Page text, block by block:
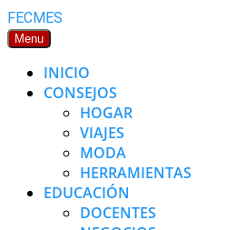
Skip
to
FECMES
Menu
INICIO
CONSEJOS
HOGAR
VIAJES
MODA
HERRAMIENTAS
EDUCACIÓN
DOCENTES